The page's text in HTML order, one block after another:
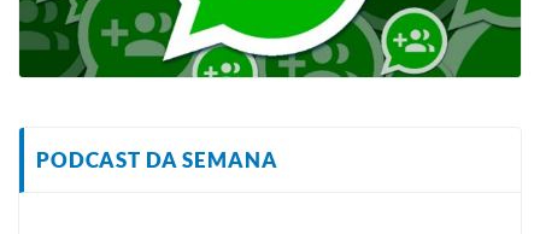
PODCAST DA SEMANA